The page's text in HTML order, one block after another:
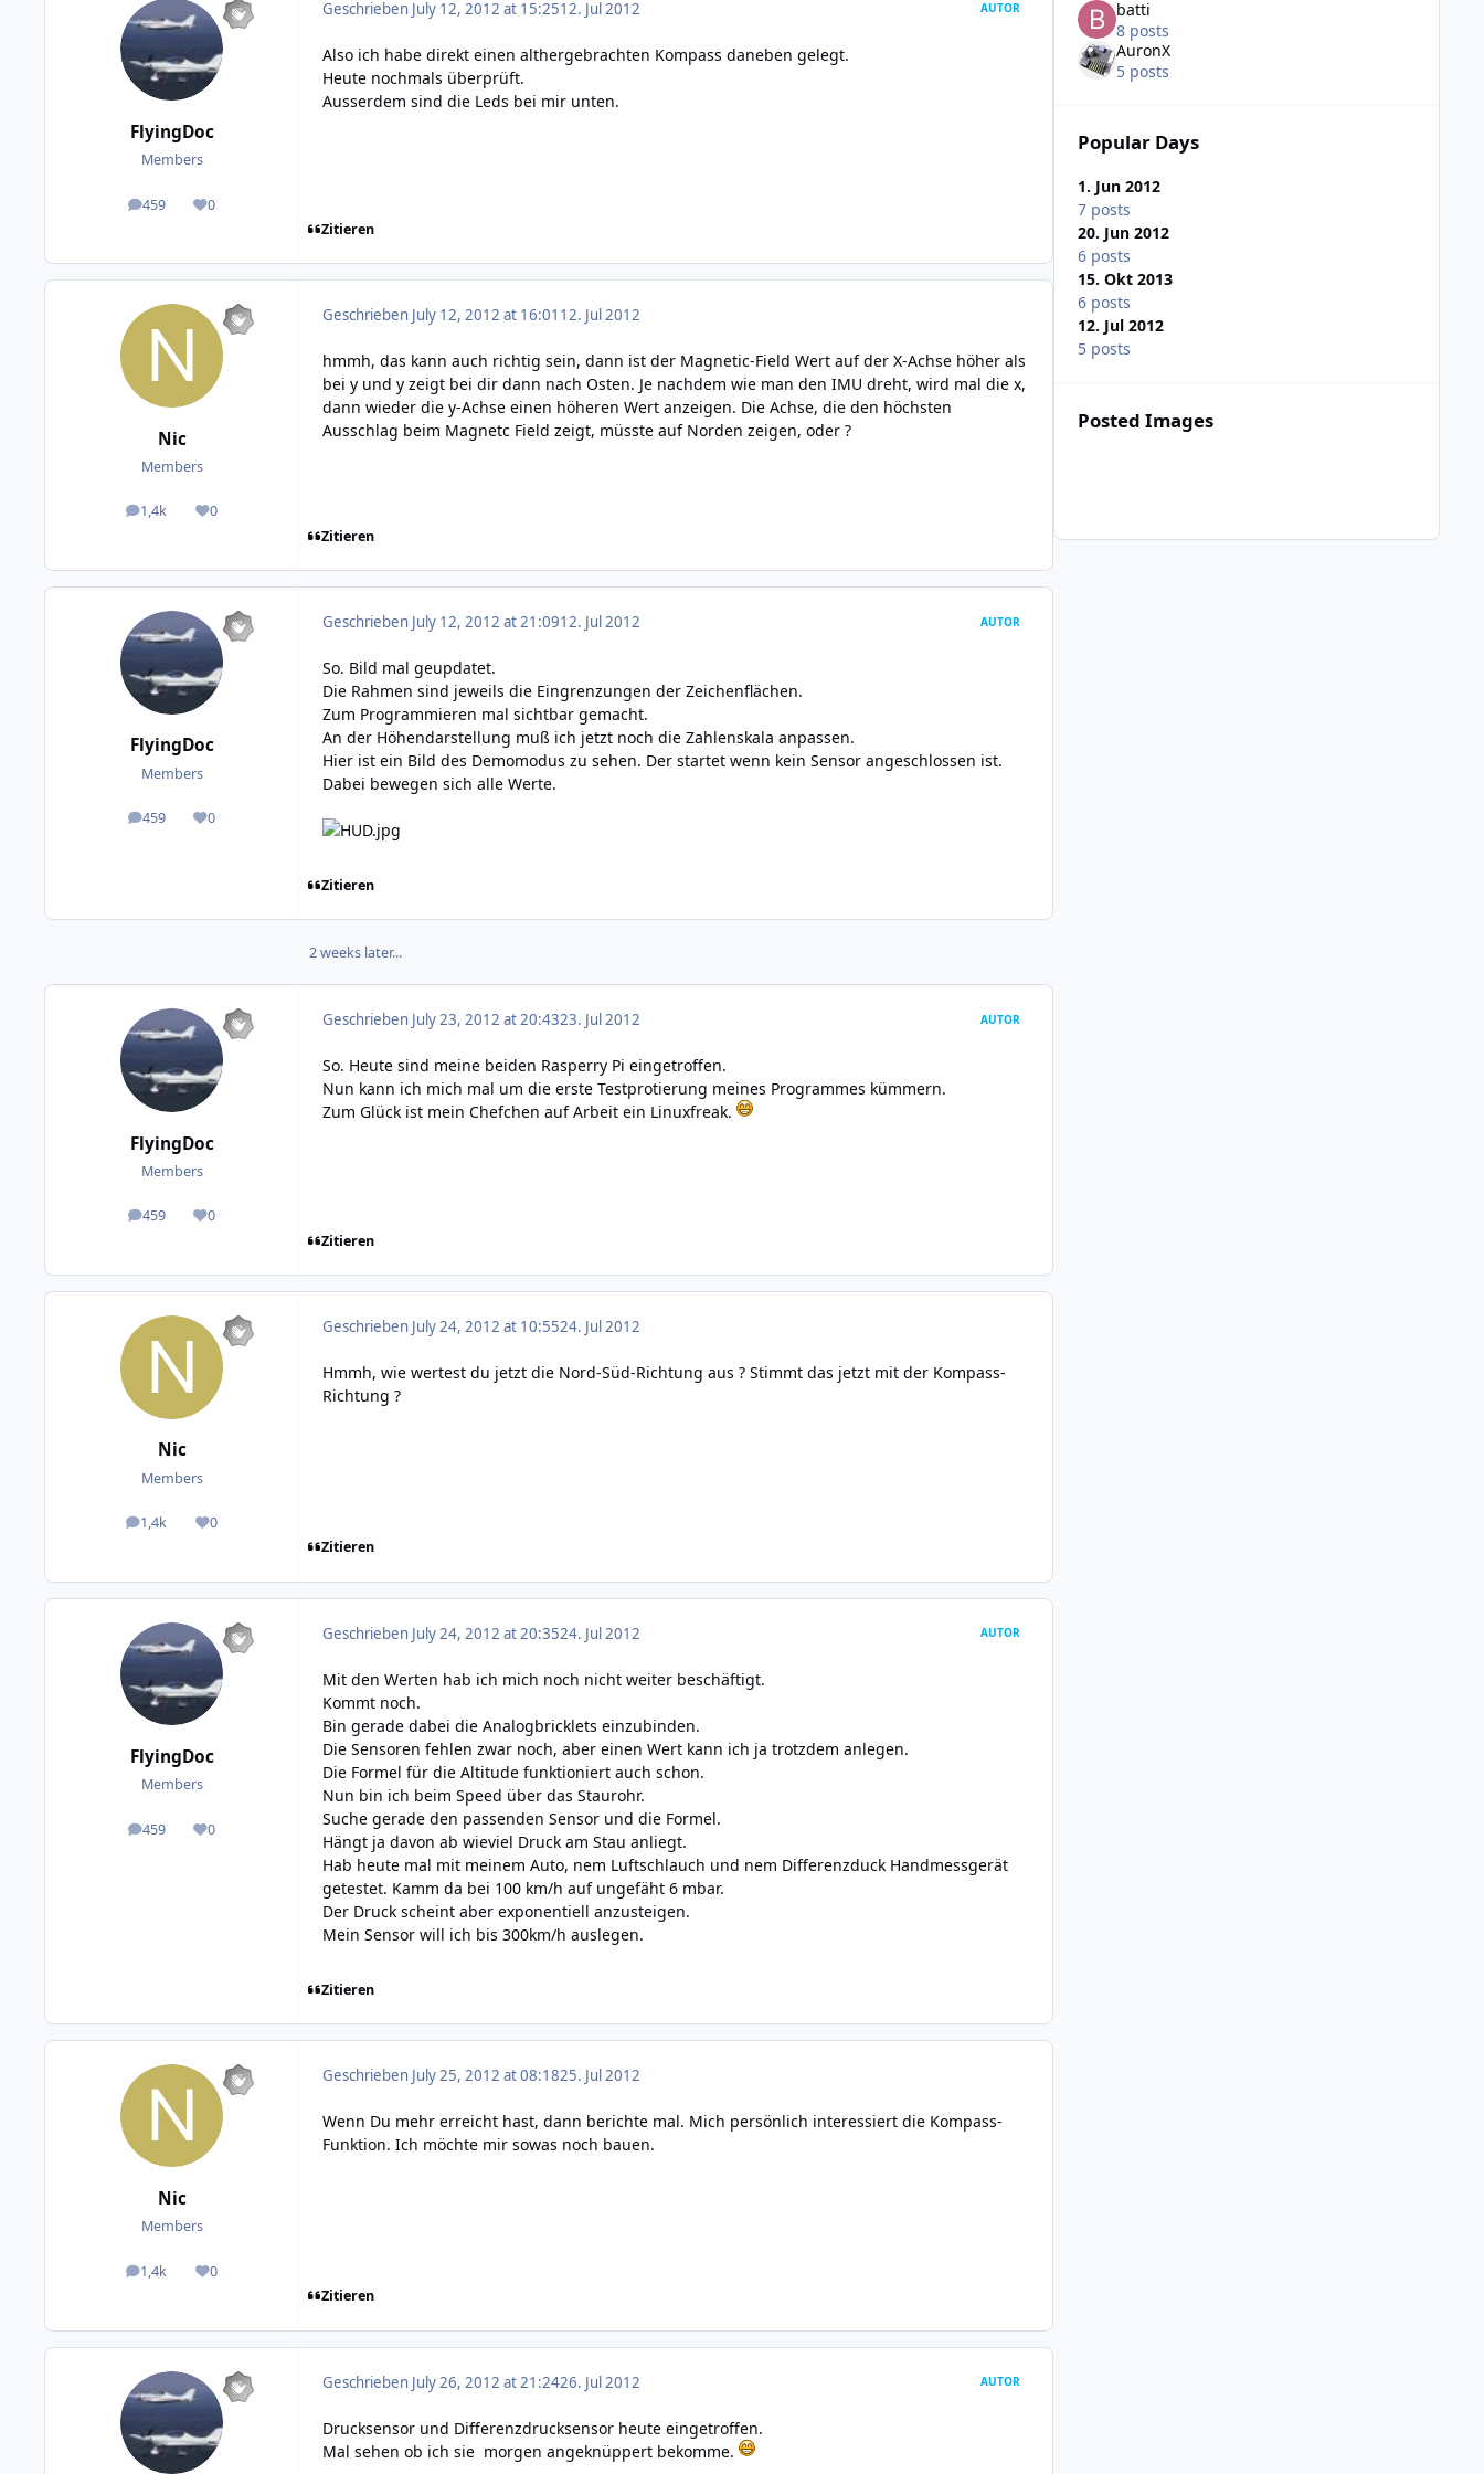
FlyingDoc
Members
459
posts 0
Reputation
Geschrieben July 12, 2012 at 15:2512. Jul 2012 AUTOR
Also ich habe direkt einen althergebrachten Kompass daneben gelegt.
Heute nochmals überprüft.
Ausserdem sind die Leds bei mir unten.
Zitieren
Nic
Members
1,4k
posts 0
Reputation
Geschrieben July 12, 2012 at 16:01 12. Jul 2012
hmmh, das kann auch richtig sein, dann ist der Magnetic-Field Wert auf der X-Achse höher als
bei y und y zeigt bei dir dann nach Osten. Je nachdem wie man den IMU dreht, wird mal die x,
dann wieder die y-Achse einen höheren Wert anzeigen. Die Achse, die den höchsten
Ausschlag beim Magnetc Field zeigt, müsste auf Norden zeigen, oder ?
Zitieren
FlyingDoc
Members
459
posts 0
Reputation
Geschrieben July 12, 2012 at 21:0912. Jul 2012 AUTOR
So. Bild mal geupdatet.
Die Rahmen sind jeweils die Eingrenzungen der Zeichenflächen.
Zum Programmieren mal sichtbar gemacht.
An der Höhendarstellung muß ich jetzt noch die Zahlenskala anpassen.
Hier ist ein Bild des Demomodus zu sehen. Der startet wenn kein Sensor angeschlossen ist.
Dabei bewegen sich alle Werte.
Zitieren
2 weeks later...
FlyingDoc
Members
459
posts 0
Reputation
Geschrieben July 23, 2012 at 20:4323. Jul 2012 AUTOR
So. Heute sind meine beiden Rasperry Pi eingetroffen.
Nun kann ich mich mal um die erste Testprotierung meines Programmes kümmern.
Zum Glück ist mein Chefchen auf Arbeit ein Linuxfreak.
Zitieren
Nic
Members
1,4k
posts 0
Reputation
Geschrieben July 24, 2012 at 10:5524. Jul 2012
Hmmh, wie wertest du jetzt die Nord-Süd-Richtung aus ? Stimmt das jetzt mit der Kompass-
Richtung ?
Zitieren
FlyingDoc
Members
459
posts 0
Reputation
Geschrieben July 24, 2012 at 20:3524. Jul 2012 AUTOR
Mit den Werten hab ich mich noch nicht weiter beschäftigt.
Kommt noch.
Bin gerade dabei die Analogbricklets einzubinden.
Die Sensoren fehlen zwar noch, aber einen Wert kann ich ja trotzdem anlegen.
Die Formel für die Altitude funktioniert auch schon.
Nun bin ich beim Speed über das Staurohr.
Suche gerade den passenden Sensor und die Formel.
Hängt ja davon ab wieviel Druck am Stau anliegt.
Hab heute mal mit meinem Auto, nem Luftschlauch und nem Differenzduck Handmessgerät
getestet. Kamm da bei 100 km/h auf ungefäht 6 mbar.
Der Druck scheint aber exponentiell anzusteigen.
Mein Sensor will ich bis 300km/h auslegen.
Zitieren
Nic
Members
1,4k
posts 0
Reputation
Geschrieben July 25, 2012 at 08:1825. Jul 2012
Wenn Du mehr erreicht hast, dann berichte mal. Mich persönlich interessiert die Kompass-
Funktion. Ich möchte mir sowas noch bauen.
Zitieren
Geschrieben July 26, 2012 at 21:2426. Jul 2012 AUTOR
Drucksensor und Differenzdrucksensor heute eingetroffen.
Mal sehen ob ich sie morgen angeknüppert bekomme.
batti
8 posts
AuronX
5 posts
Popular Days
1. Jun 2012
7 posts
20. Jun 2012
6 posts
15. Okt 2013
6 posts
12. Jul 2012
5 posts
Posted Images